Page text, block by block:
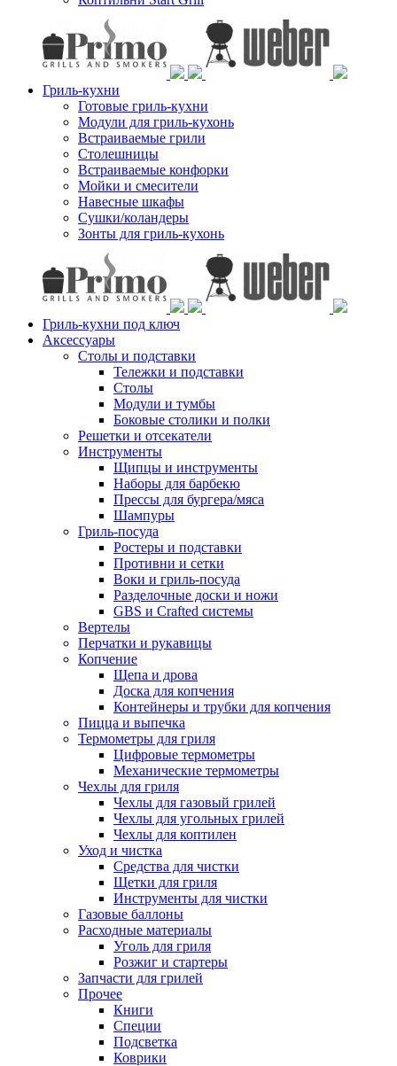
Гриль-кухни
Готовые гриль-кухни
Модули для гриль-кухонь
Встраиваемые грили
Столешницы
Встраиваемые конфорки
Мойки и смесители
Навесные шкафы
Сушки/коландеры
Зонты для гриль-кухонь
Гриль-кухни под ключ
Аксессуары
Столы и подставки
Тележки и подставки
Столы
Модули и тумбы
Боковые столики и полки
Решетки и отсекатели
Инструменты
Щипцы и инструменты
Наборы для барбекю
Прессы для бургера/мяса
Шампуры
Гриль-посуда
Ростеры и подставки
Противни и сетки
Воки и гриль-посуда
Разделочные доски и ножи
GBS и Crafted системы
Вертелы
Перчатки и рукавицы
Копчение
Щепа и дрова
Доска для копчения
Контейнеры и трубки для копчения
Пицца и выпечка
Термометры для гриля
Цифровые термометры
Механические термометры
Чехлы для гриля
Чехлы для газовый грилей
Чехлы для угольных грилей
Чехлы для коптилен
Уход и чистка
Средства для чистки
Щетки для гриля
Инструменты для чистки
Газовые баллоны
Расходные материалы
Уголь для гриля
Розжиг и стартеры
Запчасти для грилей
Прочее
Книги
Специи
Подсветка
Коврики